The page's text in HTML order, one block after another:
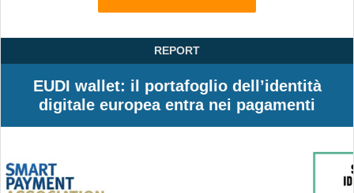
REPORT
EUDI wallet: il portafoglio dell’identità
digitale europea entra nei pagamenti